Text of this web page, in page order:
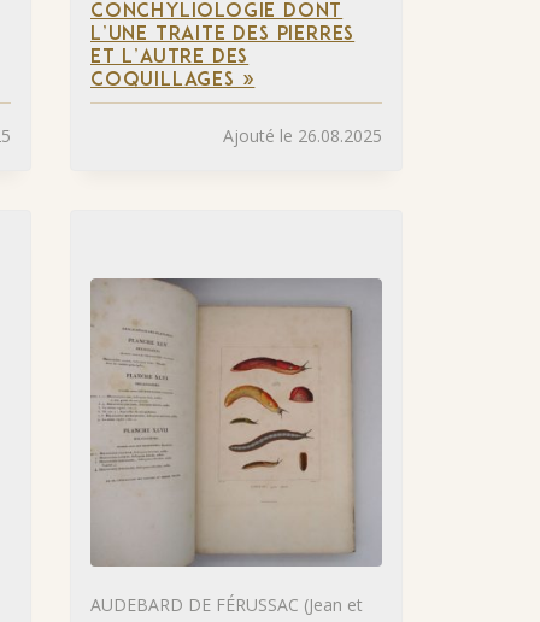
CONCHYLIOLOGIE DONT
L’UNE TRAITE DES PIERRES
ET L’AUTRE DES
COQUILLAGES »
Ajouté le 26.08.2025
AUDEBARD DE FÉRUSSAC (Jean et